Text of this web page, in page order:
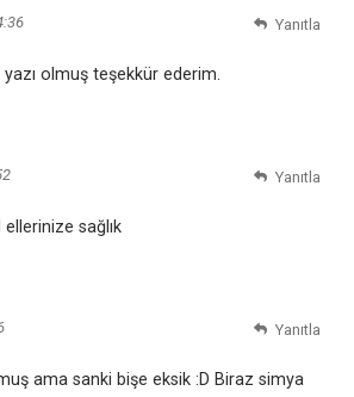
olmuş teşekkür ederim.
Yanıtla
sağlık
Yanıtla
ama sanki bişe eksik :D Biraz simya
Yanıtla